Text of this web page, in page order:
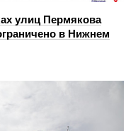
улиц Пермякова
в Нижнем